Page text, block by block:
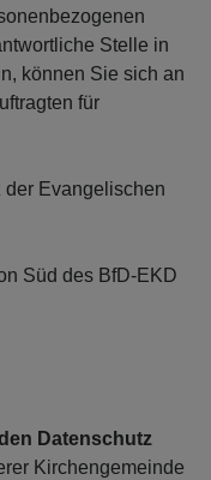
Stelle in
können Sie sich an
für
der Evangelischen
Süd des BfD-EKD
Datenschutz
Kirchengemeinde